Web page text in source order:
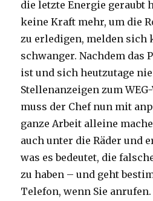
die letzte Energie geraubt
keine Kraft mehr, um die
zu erledigen, melden sich
schwanger. Nachdem das
ist und sich heutzutage
Stellenanzeigen zum
muss der Chef nun mit
ganze Arbeit alleine
auch unter die Räder und
was es bedeutet, die
zu haben – und geht
Telefon, wenn Sie